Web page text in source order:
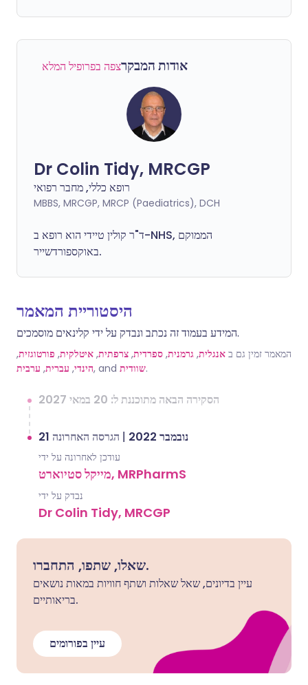
אודות המבקרצפה בפרופיל המלא
Dr Colin Tidy, MRCGP
רופא כללי, מחבר רפואי
MBBS, MRCGP, MRCP (Paediatrics), DCH
ד"ר קולין טיידי הוא רופא ב-NHS, הממוקם
באוקספורדשייר.
היסטוריית המאמר
המידע בעמוד זה נכתב ונבדק על ידי קלינאים מוסמכים.
המאמר זמין גם ב אנגלית, גרמנית, ספרדית, צרפתית, איטלקית, פורטוגזית,
הינדי, עברית, ערבית , and שוודית.
הסקירה הבאה מתוכננת ל: 20 במאי 2027
21 נובמבר 2022 | הגרסה האחרונה
עודכן לאחרונה על ידי
מייקל סטיוארט, MRPharmS
נבדק על ידי
Dr Colin Tidy, MRCGP
שאלו, שתפו, התחברו.
עיין בדיונים, שאל שאלות ושתף חוויות במאות נושאים
בריאותיים.
עיין בפורומים